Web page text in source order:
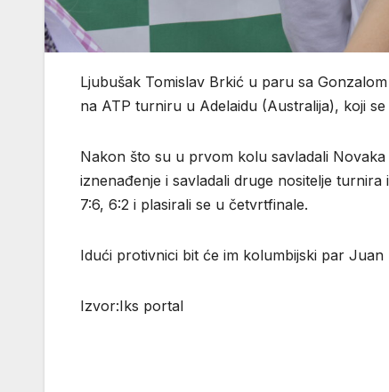
Ljubušak Tomislav Brkić u paru sa
na ATP turniru u Adelaidu (Australija), koji
Nakon što su u prvom kolu savladali
iznenađenje i savladali druge nositelje
7:6, 6:2 i plasirali se u četvrtfinale.
Idući protivnici bit će im kolumbijski par Juan
Izvor:Iks portal